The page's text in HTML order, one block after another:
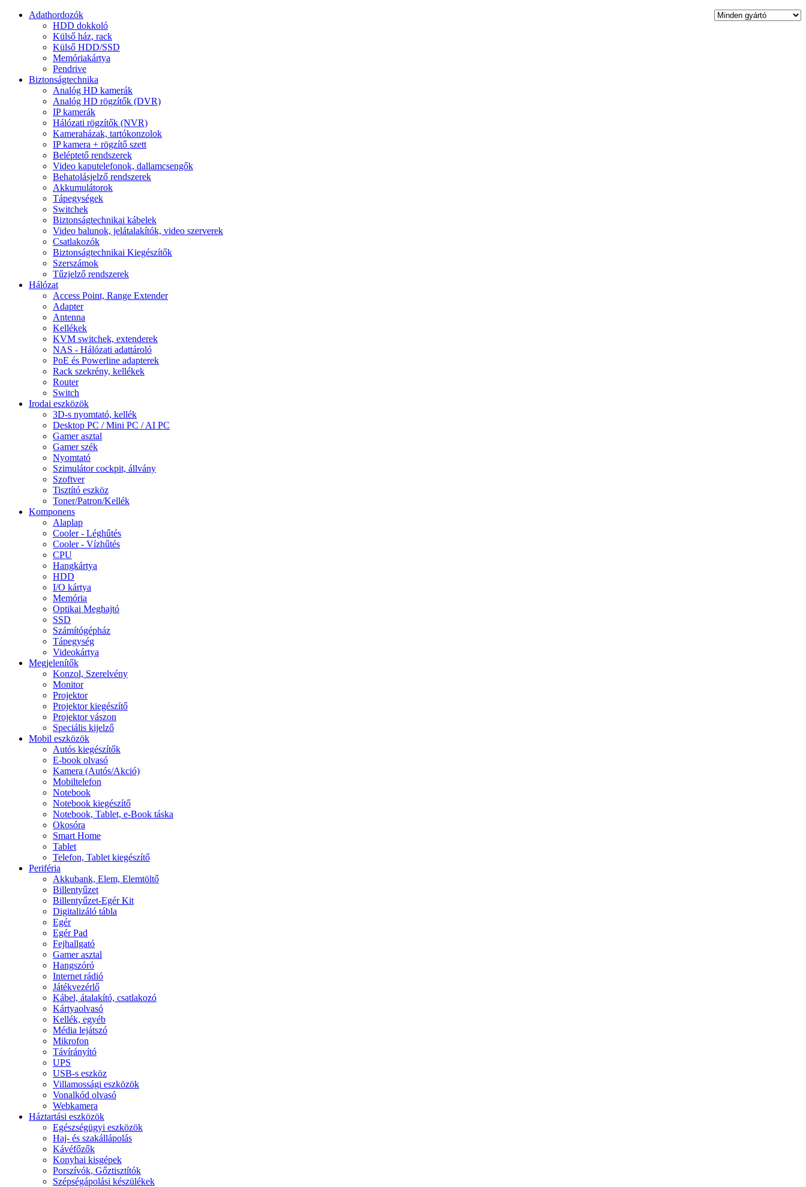
Adathordozók
HDD dokkoló
Külső ház, rack
Külső HDD/SSD
Memóriakártya
Pendrive
Biztonságtechnika
Analóg HD kamerák
Analóg HD rögzítők (DVR)
IP kamerák
Hálózati rögzítők (NVR)
Kameraházak, tartókonzolok
IP kamera + rögzítő szett
Beléptető rendszerek
Video kaputelefonok, dallamcsengők
Behatolásjelző rendszerek
Akkumulátorok
Tápegységek
Switchek
Biztonságtechnikai kábelek
Video balunok, jelátalakítók, video szerverek
Csatlakozók
Biztonságtechnikai Kiegészítők
Szerszámok
Tűzjelző rendszerek
Hálózat
Access Point, Range Extender
Adapter
Antenna
Kellékek
KVM switchek, extenderek
NAS - Hálózati adattároló
PoE és Powerline adapterek
Rack szekrény, kellékek
Router
Switch
Irodai eszközök
3D-s nyomtató, kellék
Desktop PC / Mini PC / AI PC
Gamer asztal
Gamer szék
Nyomtató
Szimulátor cockpit, állvány
Szoftver
Tisztító eszköz
Toner/Patron/Kellék
Komponens
Alaplap
Cooler - Léghűtés
Cooler - Vízhűtés
CPU
Hangkártya
HDD
I/O kártya
Memória
Optikai Meghajtó
SSD
Számítógépház
Tápegység
Videokártya
Megjelenítők
Konzol, Szerelvény
Monitor
Projektor
Projektor kiegészítő
Projektor vászon
Speciális kijelző
Mobil eszközök
Autós kiegészítők
E-book olvasó
Kamera (Autós/Akció)
Mobiltelefon
Notebook
Notebook kiegészítő
Notebook, Tablet, e-Book táska
Okosóra
Smart Home
Tablet
Telefon, Tablet kiegészítő
Periféria
Akkubank, Elem, Elemtöltő
Billentyűzet
Billentyűzet-Egér Kit
Digitalizáló tábla
Egér
Egér Pad
Fejhallgató
Gamer asztal
Hangszóró
Internet rádió
Játékvezérlő
Kábel, átalakító, csatlakozó
Kártyaolvasó
Kellék, egyéb
Média lejátszó
Mikrofon
Távírányító
UPS
USB-s eszköz
Villamossági eszközök
Vonalkód olvasó
Webkamera
Háztartási eszközök
Egészségügyi eszközök
Haj- és szakállápolás
Kávéfőzők
Konyhai kisgépek
Porszívók, Gőztisztítók
Szépségápolási készülékek